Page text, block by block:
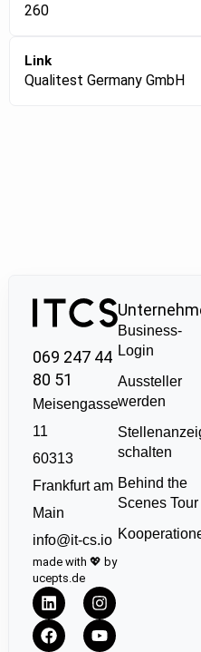
260
Link
Qualitest Germany GmbH
069 247 44
80 51
Meisengasse
11
60313
Frankfurt am
Main
info@it-cs.io
made with 💖 by
ucepts.de
Business-
Login
Aussteller
werden
schalten
Behind the
Scenes Tour